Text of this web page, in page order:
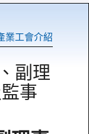
業工會介紹
副理
事